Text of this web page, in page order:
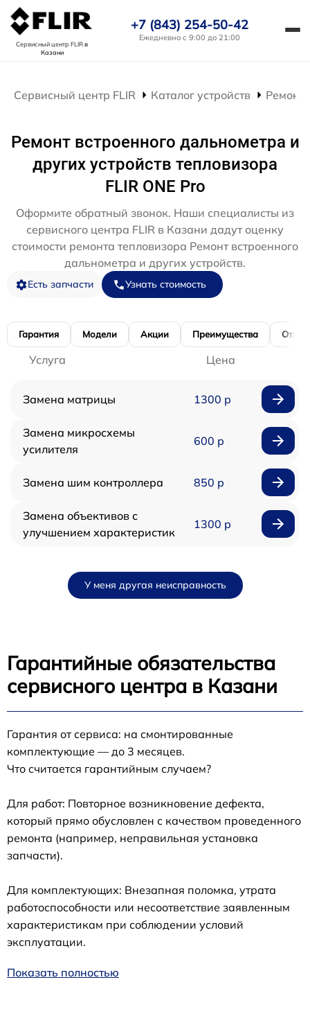
Сервисный центр FLIRв
Казани
+7 (843) 254-50-42
Ежедневно с 9:00 до 21:00
Сервисный центр FLIR Каталог устройств Ремонт
Ремонт встроенного дальнометра и
других устройств тепловизора
FLIR ONE Pro
Оформите обратный звонок. Наши специалисты из
сервисного центра FLIR в Казани дадут оценку
стоимости ремонта тепловизора Ремонт встроенного
дальнометра и других устройств.
Есть запчасти Узнать стоимость
Гарантия Модели Акции Преимущества
Услуга Цена
Замена матрицы 1300 р
Замена микросхемы
усилителя
600 р
Замена шим контроллера 850 р
Замена объективов с
улучшением характеристик
1300 р
У меня другая неисправность
Гарантийные обязательства
сервисного центра в Казани
Гарантия от сервиса: на смонтированные
комплектующие — до 3 месяцев.
Что считается гарантийным случаем?
Для работ: Повторное возникновение дефекта,
который прямо обусловлен с качеством проведенного
ремонта (например, неправильная установка
запчасти).
Для комплектующих: Внезапная поломка, утрата
работоспособности или несоответствие заявленным
характеристикам при соблюдении условий
эксплуатации.
Показать полностью